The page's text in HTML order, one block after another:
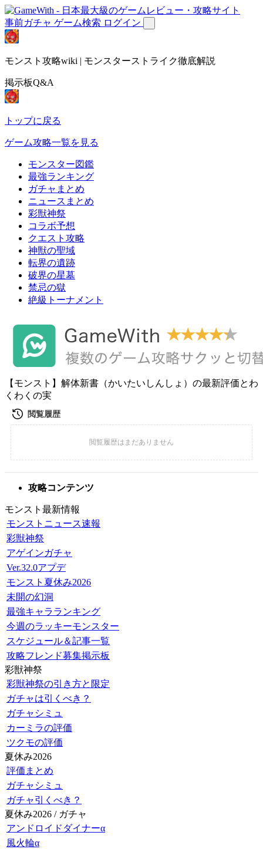
事前ガチャ ゲーム検索 ログイン
モンスト攻略wiki | モンスターストライク徹底解説
掲示板Q&A
トップに戻る
ゲーム攻略一覧を見る
モンスター図鑑
最強ランキング
ガチャまとめ
ニュースまとめ
彩獣神祭
コラボ予想
クエスト攻略
神獣の聖域
転界の遺跡
破界の星墓
禁忌の獄
絶級トーナメント
【モンスト】解体新書（かいたいしんしょ）の最新評価とわ
くわくの実
攻略コンテンツ
モンスト最新情報
モンストニュース速報
彩獣神祭
アゲインガチャ
Ver.32.0アプデ
モンスト夏休み2026
未開の幻洞
最強キャラランキング
今週のラッキーモンスター
スケジュール＆記事一覧
攻略フレンド募集掲示板
彩獣神祭
彩獣神祭の引き方と限定
ガチャは引くべき？
ガチャシミュ
カーミラの評価
ツクモの評価
夏休み2026
評価まとめ
ガチャシミュ
ガチャ引くべき？
夏休み2026 / ガチャ
アンドロイドダイナーα
風火輪α